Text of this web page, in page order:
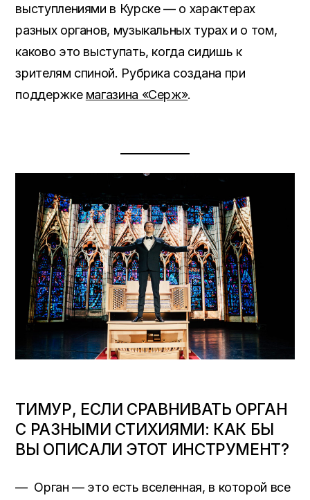
выступлениями в Курске — о характерах
разных органов, музыкальных турах и о том,
каково это выступать, когда сидишь к
зрителям спиной. Рубрика создана при
поддержке магазина «Серж».
ТИМУР, ЕСЛИ СРАВНИВАТЬ ОРГАН
С РАЗНЫМИ СТИХИЯМИ: КАК БЫ
ВЫ ОПИСАЛИ ЭТОТ ИНСТРУМЕНТ?
— Орган — это есть вселенная, в которой все